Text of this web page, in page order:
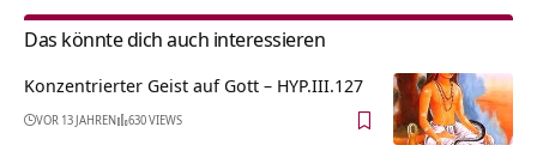
Das könnte dich auch interessieren
Konzentrierter Geist auf Gott – HYP.III.127
VOR 13 JAHREN 630 VIEWS